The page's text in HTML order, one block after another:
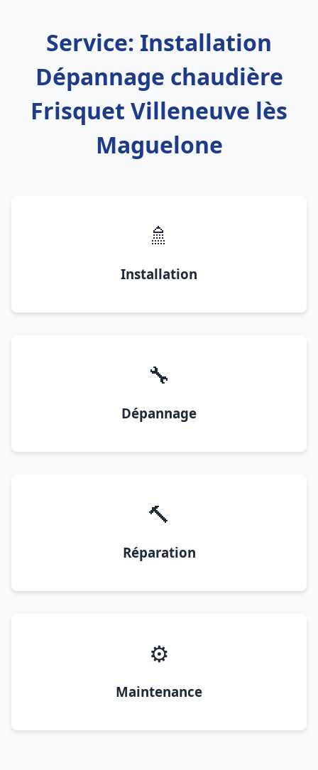
Service: Installation
Dépannage chaudière
Frisquet Villeneuve lès
Maguelone
🚿
Installation
🔧
Dépannage
🔨
Réparation
⚙️
Maintenance